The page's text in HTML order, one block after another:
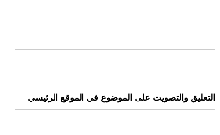
التعليق والتصويت على الموضوع في الموقع الرئيسي